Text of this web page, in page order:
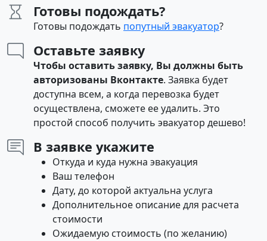
Готовы подождать?
Готовы подождать попутный эвакуатор?
Оставьте заявку
Чтобы оставить заявку, Вы должны быть
авторизованы Вконтакте. Заявка будет
доступна всем, а когда перевозка будет
осуществлена, сможете ее удалить. Это
простой способ получить эвакуатор дешево!
В заявке укажите
Откуда и куда нужна эвакуация
Ваш телефон
Дату, до которой актуальна услуга
Дополнительное описание для расчета
стоимости
Ожидаемую стоимость (по желанию)